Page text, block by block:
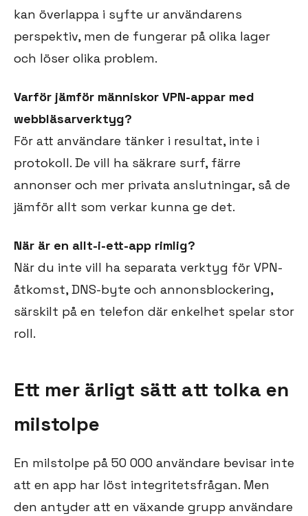
kan överlappa i syfte ur användarens
perspektiv, men de fungerar på olika lager
och löser olika problem.
Varför jämför människor VPN-appar med
webbläsarverktyg?
För att användare tänker i resultat, inte i
protokoll. De vill ha säkrare surf, färre
annonser och mer privata anslutningar, så de
jämför allt som verkar kunna ge det.
När är en allt-i-ett-app rimlig?
När du inte vill ha separata verktyg för VPN-
åtkomst, DNS-byte och annonsblockering,
särskilt på en telefon där enkelhet spelar stor
roll.
Ett mer ärligt sätt att tolka en
milstolpe
En milstolpe på 50 000 användare bevisar inte
att en app har löst integritetsfrågan. Men
den antyder att en växande grupp användare